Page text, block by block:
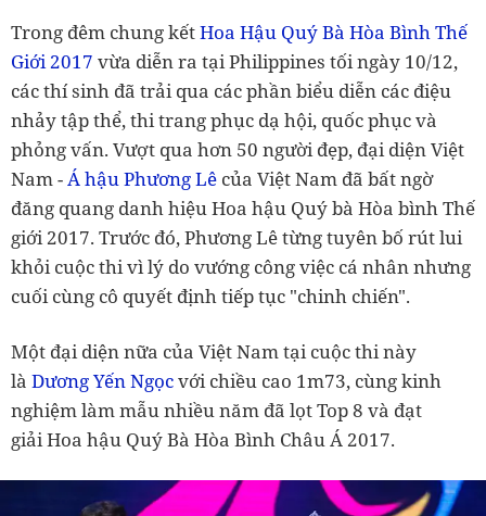
Trong đêm chung kếtHoa Hậu Quý Bà Hòa Bình Thế
Giới 2017 vừa diễn ra tại Philippines tối ngày 10/12,
các thí sinh đã trải qua các phần biểu diễn các điệu
nhảy tập thể, thi trang phục dạ hội, quốc phục và
phỏng vấn. Vượt qua hơn 50 người đẹp, đại diện Việt
Nam -Á hậu Phương Lê của Việt Nam đã bất ngờ
đăng quang danh hiệu Hoa hậu Quý bà Hòa bình Thế
giới 2017. Trước đó, Phương Lê từng tuyên bố rút lui
khỏi cuộc thi vì lý do vướng công việc cá nhân nhưng
cuối cùng cô quyết định tiếp tục "chinh chiến".
Một đại diện nữa của Việt Nam tại cuộc thi này
là Dương Yến Ngọcvới chiều cao 1m73, cùng kinh
nghiệm làm mẫu nhiều năm đã lọt Top 8 và đạt
giải Hoa hậu Quý Bà Hòa Bình Châu Á 2017.